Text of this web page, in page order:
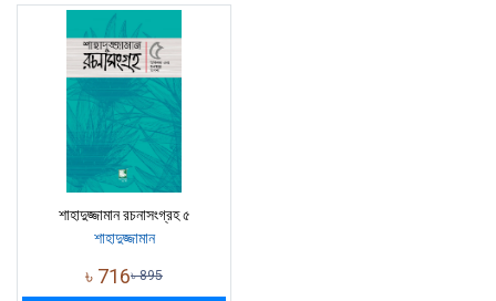
শাহাদুজ্জামান রচনাসংগ্রহ ৫
শাহাদুজ্জামান
৳ 716৳895